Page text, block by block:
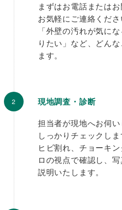
まずはお電話または
お気軽にご連絡くださ
「外壁の汚れが気に
りたい」など、どん
ます。
現地調査・診断
担当者が現地へお伺
しっかりチェックしま
ヒビ割れ、チョーキ
ロの視点で確認し、
説明いたします。